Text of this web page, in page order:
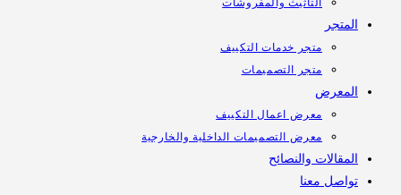
التأثيث والمفروشات
متجر خدمات التكييف
متجر التصميمات
معرض اعمال التكييف
معرض التصميمات الداخلية والخارجية
والنصائح
معنا